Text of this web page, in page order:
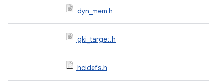
dyn_mem.h
gki_target.h
hcidefs.h